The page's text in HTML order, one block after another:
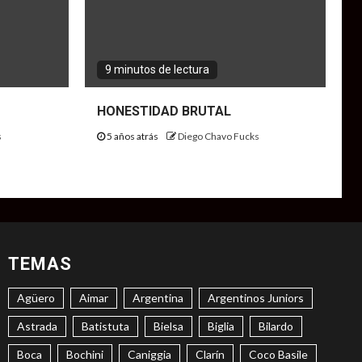
9 minutos de lectura
HONESTIDAD BRUTAL
5 años atrás Diego Chavo Fucks
TEMAS
Agüero Aimar Argentina Argentinos Juniors
Astrada Batistuta Bielsa Biglia Bilardo
Boca Bochini Caniggia Clarín Coco Basile